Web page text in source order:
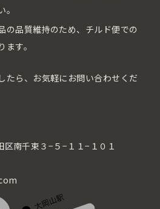
の品質維持のため、チルド便での
す。
たら、お気軽にお問い合わせくだ
南千束３−５−１１−１０１